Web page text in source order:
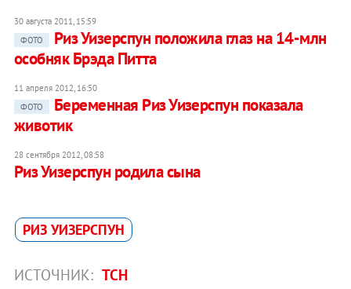
30 августа 2011, 15:59
ФОТО
Риз Уизерспун положила глаз на 14-млн
особняк Брэда Питта
11 апреля 2012, 16:50
ФОТО
Беременная Риз Уизерспун показала
животик
28 сентября 2012, 08:58
Риз Уизерспун родила сына
РИЗ УИЗЕРСПУН
ИСТОЧНИК: ТСН